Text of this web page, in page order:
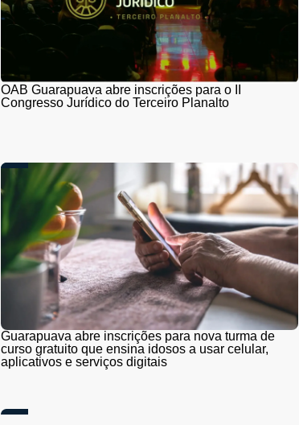
OAB Guarapuava abre inscrições para o II
Congresso Jurídico do Terceiro Planalto
Guarapuava abre inscrições para nova turma de
curso gratuito que ensina idosos a usar celular,
aplicativos e serviços digitais